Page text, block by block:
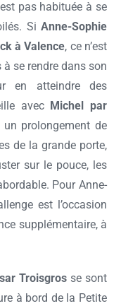
pas habituée à se
Si Anne-Sophie
à Valence, ce n’est
se rendre dans son
en atteindre des
avec Michel par
un prolongement de
de la grande porte,
sur le pouce, les
Pour Anne-
est l’occasion
supplémentaire, à
Troisgros se sont
à bord de la Petite